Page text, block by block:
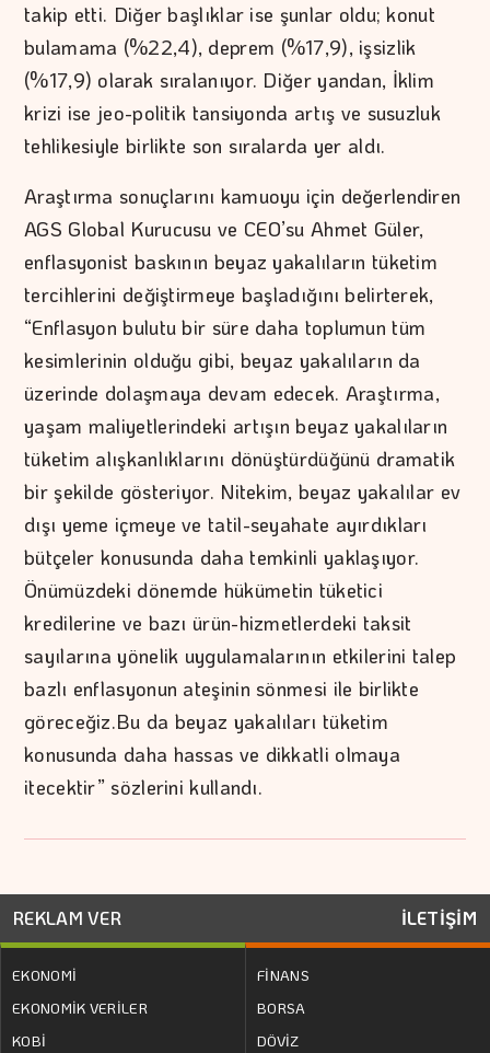
takip etti. Diğer başlıklar ise şunlar oldu; konut
bulamama (%22,4), deprem (%17,9), işsizlik
(%17,9) olarak sıralanıyor. Diğer yandan, İklim
krizi ise jeo-politik tansiyonda artış ve susuzluk
tehlikesiyle birlikte son sıralarda yer aldı.
Araştırma sonuçlarını kamuoyu için değerlendiren
AGS Global Kurucusu ve CEO’su Ahmet Güler,
enflasyonist baskının beyaz yakalıların tüketim
tercihlerini değiştirmeye başladığını belirterek,
“Enflasyon bulutu bir süre daha toplumun tüm
kesimlerinin olduğu gibi, beyaz yakalıların da
üzerinde dolaşmaya devam edecek. Araştırma,
yaşam maliyetlerindeki artışın beyaz yakalıların
tüketim alışkanlıklarını dönüştürdüğünü dramatik
bir şekilde gösteriyor. Nitekim, beyaz yakalılar ev
dışı yeme içmeye ve tatil-seyahate ayırdıkları
bütçeler konusunda daha temkinli yaklaşıyor.
Önümüzdeki dönemde hükümetin tüketici
kredilerine ve bazı ürün-hizmetlerdeki taksit
sayılarına yönelik uygulamalarının etkilerini talep
bazlı enflasyonun ateşinin sönmesi ile birlikte
göreceğiz.Bu da beyaz yakalıları tüketim
konusunda daha hassas ve dikkatli olmaya
itecektir” sözlerini kullandı.
REKLAM VER İLETİŞİM
EKONOMİ
EKONOMİK VERİLER
KOBİ
FİNANS
BORSA
DÖVİZ